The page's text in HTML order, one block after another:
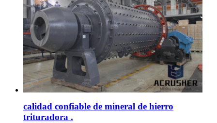
calidad confiable de mineral de hierro
trituradora .